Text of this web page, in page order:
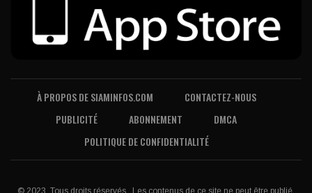
À PROPOS DE SIAMINFOS.COM
CONTACTEZ-NOUS
PUBLICITÉ
ABONNEMENT
DMCA
POLITIQUE DE CONFIDENTIALITÉ
© 2023, Tous droits réservés . Les contenus de ce site ne peut être publié,